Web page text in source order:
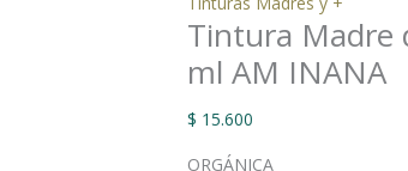
Tintura Madre
ml AM INANA
$ 15.600
ORGÁNICA